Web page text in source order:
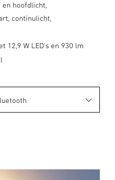
hoofdlicht,
continulicht,
12,9 W LED's en 930 lm